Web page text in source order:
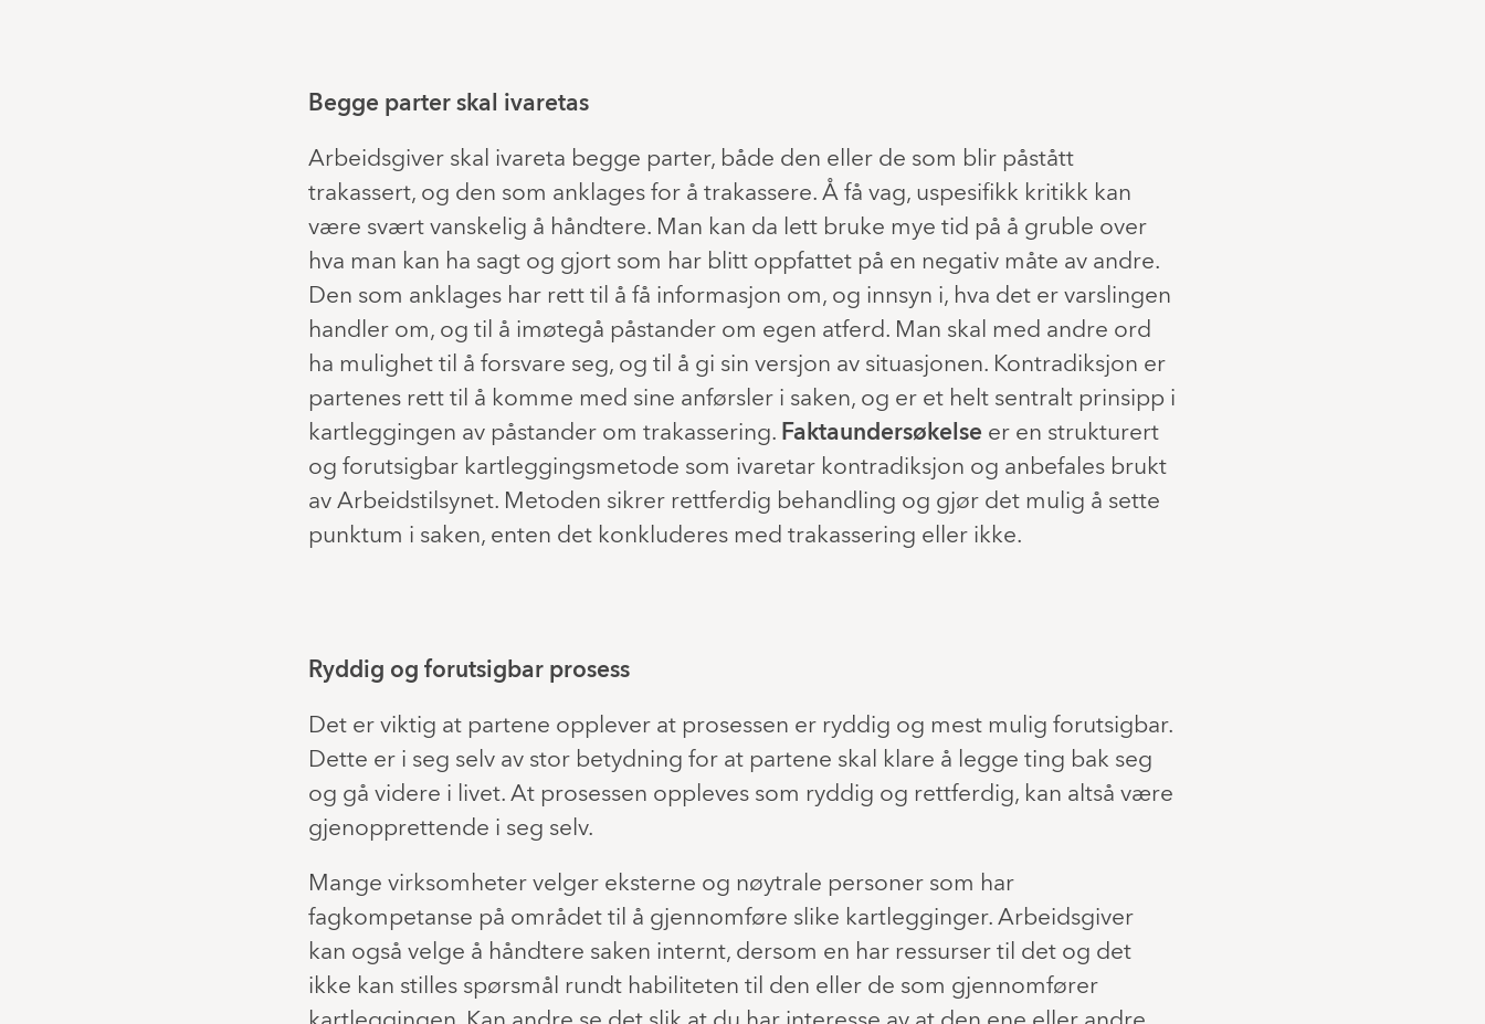
Begge parter skal ivaretas
Arbeidsgiver skal ivareta begge parter, både den eller de som blir påstått
trakassert, og den som anklages for å trakassere. Å få vag, uspesifikk kritikk kan
være svært vanskelig å håndtere. Man kan da lett bruke mye tid på å gruble over
hva man kan ha sagt og gjort som har blitt oppfattet på en negativ måte av andre.
Den som anklages har rett til å få informasjon om, og innsyn i, hva det er varslingen
handler om, og til å imøtegå påstander om egen atferd. Man skal med andre ord
ha mulighet til å forsvare seg, og til å gi sin versjon av situasjonen. Kontradiksjon er
partenes rett til å komme med sine anførsler i saken, og er et helt sentralt prinsipp i
kartleggingen av påstander om trakassering. Faktaundersøkelse er en strukturert
og forutsigbar kartleggingsmetode som ivaretar kontradiksjon og anbefales brukt
av Arbeidstilsynet. Metoden sikrer rettferdig behandling og gjør det mulig å sette
punktum i saken, enten det konkluderes med trakassering eller ikke.
Ryddig og forutsigbar prosess
Det er viktig at partene opplever at prosessen er ryddig og mest mulig forutsigbar.
Dette er i seg selv av stor betydning for at partene skal klare å legge ting bak seg
og gå videre i livet. At prosessen oppleves som ryddig og rettferdig, kan altså være
gjenopprettende i seg selv.
Mange virksomheter velger eksterne og nøytrale personer som har
fagkompetanse på området til å gjennomføre slike kartlegginger. Arbeidsgiver
kan også velge å håndtere saken internt, dersom en har ressurser til det og det
ikke kan stilles spørsmål rundt habiliteten til den eller de som gjennomfører